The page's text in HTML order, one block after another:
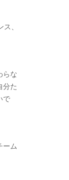
、
らな
分た
で
ーム